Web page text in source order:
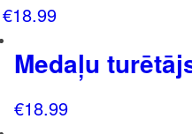
€18.99
Medaļu
€18.99